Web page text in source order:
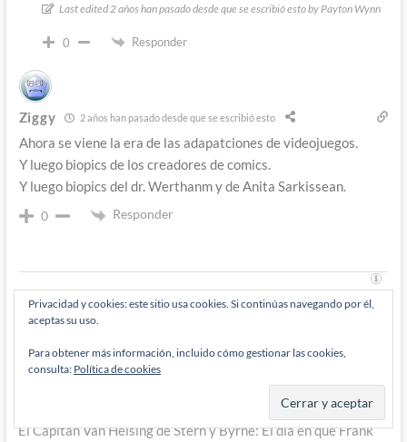
Last edited 2 años han pasado desde que se escribió esto by Payton Wynn
0 Responder
Ziggy 2 años han pasado desde que se escribió esto
Ahora se viene la era de las adapatciones de videojuegos.
Y luego biopics de los creadores de comics.
Y luego biopics del dr. Werthanm y de Anita Sarkissean.
0 Responder
Navegación
de
AnteriorEntrada
anterior:
Jay Garrick The Flash – Jeremy Adams, Diego Olortegui y la
siguiente:
El Capitán Van Helsing de Stern y Byrne: El día en que Frank
Privacidad y cookies: este sitio usa cookies. Si continúas navegando por él,
aceptas su uso.
Para obtener más información, incluido cómo gestionar las cookies,
consulta: Política de cookies